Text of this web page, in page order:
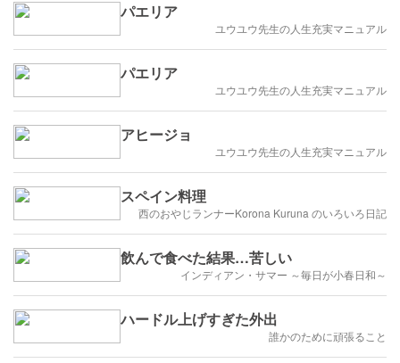
パエリア
ユウユウ先生の人生充実マニュアル
パエリア
ユウユウ先生の人生充実マニュアル
アヒージョ
ユウユウ先生の人生充実マニュアル
スペイン料理
西のおやじランナーKorona Kuruna のいろいろ日記
飲んで食べた結果…苦しい
インディアン・サマー ～毎日が小春日和～
ハードル上げすぎた外出
誰かのために頑張ること